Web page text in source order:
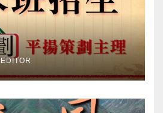
EDITOR